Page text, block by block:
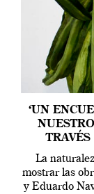
‘UN
La
mostrar las
y Eduardo